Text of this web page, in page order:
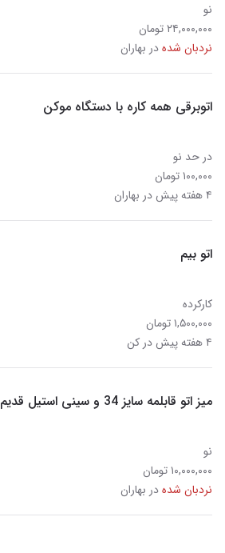
نو
۲۴,۰۰۰,۰۰۰ تومان
نردبان شدهدر بهاران
اتوبرقی همه کاره با دستگاه موکن
در حد نو
۱۰۰,۰۰۰ تومان
۴ هفته پیش در بهاران
اتو بیم
کارکرده
۱,۵۰۰,۰۰۰ تومان
۴ هفته پیش در کن
میز اتو قابلمه سایز 34 و سینی استیل قدیم
نو
۱۰,۰۰۰,۰۰۰ تومان
نردبان شدهدر بهاران